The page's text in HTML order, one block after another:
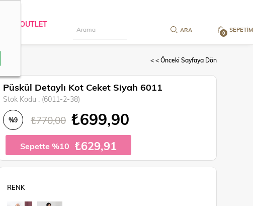
SEPETIM
0
OUTLET
< < Önceki Sayfaya Dön
Püskül Detaylı Kot Ceket Siyah 6011
Stok Kodu (6011-2-38)
%9 ₺770,00 ₺699,90
Sepette %10 ₺629,91